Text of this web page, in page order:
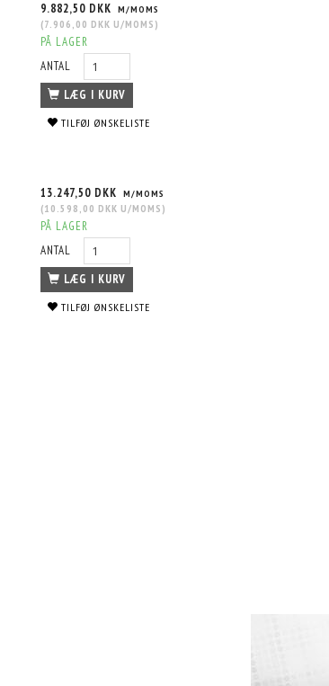
9.882,50 DKK M/MOMS
(7.906,00 DKK U/MOMS )
PÅ LAGER
ANTAL
LÆG I KURV
TILFØJ ØNSKELISTE
13.247,50 DKK M/MOMS
(10.598,00 DKK U/MOMS )
PÅ LAGER
ANTAL
LÆG I KURV
TILFØJ ØNSKELISTE